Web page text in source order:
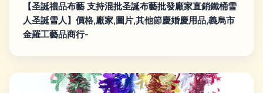
【圣誕禮品布藝 支持混批圣誕布藝批發廠家直銷鐵桶雪
人圣誕雪人】價格,廠家,圖片,其他節慶婚慶用品,義烏市
金羅工藝品商行-